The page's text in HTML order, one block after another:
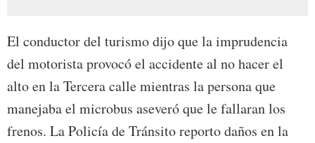
El conductor del turismo dijo que la imprudencia
del motorista provocó el accidente al no hacer el
alto en la Tercera calle mientras la persona que
manejaba el microbus aseveró que le fallaran los
frenos. La Policía de Tránsito reporto daños en la